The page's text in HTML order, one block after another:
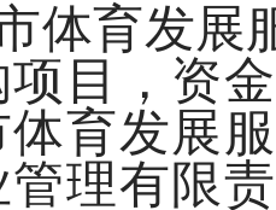
体育发展
项目，资
体育发展
理有限